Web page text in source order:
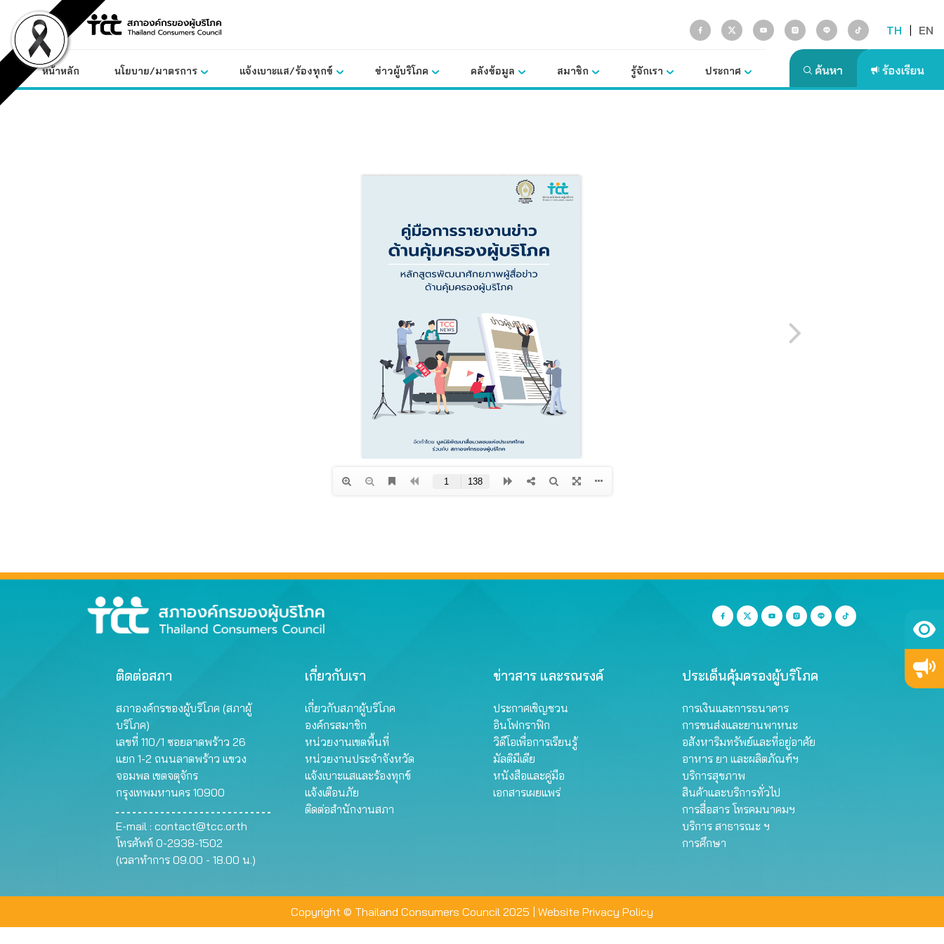
content
TH | EN
หน้าหลัก นโยบาย/มาตรการ แจ้งเบาะแส/ร้องทุกข์ ข่าวผู้บริโภค คลังข้อมูล สมาชิก รู้จักเรา ประกาศ
ติดต่อสภา
สภาองค์กรของผู้บริโภค (สภาผู้
บริโภค)
เลขที่ 110/1 ซอยลาดพร้าว 26
แยก 1-2 ถนนลาดพร้าว แขวง
จอมพล เขตจตุจักร
กรุงเทพมหานคร 10900
E-mail : contact@tcc.or.th
โทรศัพท์ 0-2938-1502
(เวลาทำการ 09.00 - 18.00 น.)
เกี่ยวกับเรา
เกี่ยวกับสภาผู้บริโภค
องค์กรสมาชิก
หน่วยงานเขตพื้นที่
หน่วยงานประจำจังหวัด
แจ้งเบาะแสและร้องทุกข์
แจ้งเตือนภัย
ติดต่อสำนักงานสภา
ข่าวสาร และรณรงค์
ประกาศเชิญชวน
อินโฟกราฟิก
วิดีโอเพื่อการเรียนรู้
มัลติมีเดีย
หนังสือและคู่มือ
เอกสารเผยแพร่
ประเด็นคุ้มครองผู้บริโภค
การเงินและการธนาคาร
การขนส่งและยานพาหนะ
อสังหาริมทรัพย์และที่อยู่อาศัย
อาหาร ยา และผลิตภัณฑ์ฯ
บริการสุขภาพ
สินค้าและบริการทั่วไป
การสื่อสาร โทรคมนาคมฯ
บริการ สาธารณะ ฯ
การศึกษา
Copyright © Thailand Consumers Council 2025 | Website Privacy Policy